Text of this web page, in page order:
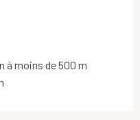
à moins de 500 m